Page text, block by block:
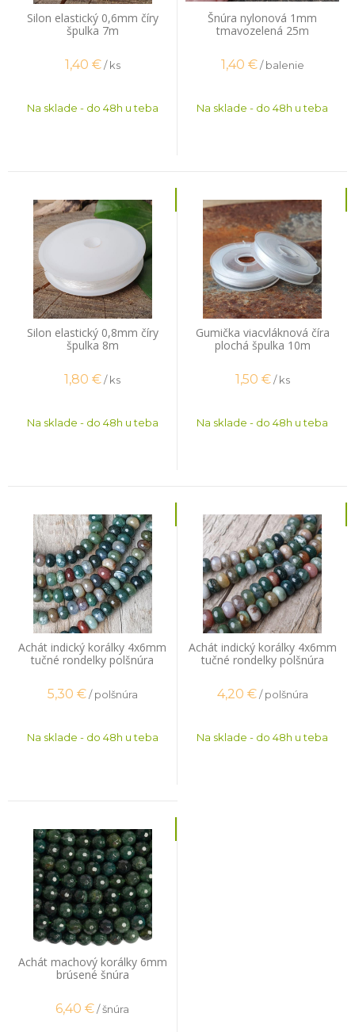
Silon elastický 0,6mm číry
špulka 7m
1,40 € / ks
Na sklade - do 48h u teba
Šnúra nylonová 1mm
tmavozelená 25m
1,40 € / balenie
Na sklade - do 48h u teba
Silon elastický 0,8mm číry
špulka 8m
1,80 €/ ks
Na sklade - do 48h u teba
Gumička viacvláknová číra
plochá špulka 10m
1,50 € / ks
Na sklade - do 48h u teba
Achát indický korálky 4x6mm
tučné rondelky polšnúra
5,30 € / polšnúra
Na sklade - do 48h u teba
Achát indický korálky 4x6mm
tučné rondelky polšnúra
4,20 € / polšnúra
Na sklade - do 48h u teba
Achát machový korálky 6mm
brúsené šnúra
6,40 €/ šnúra